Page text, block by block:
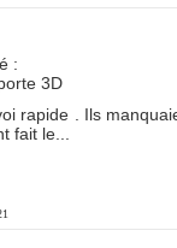
:
3D
rapide . Ils
fait le...